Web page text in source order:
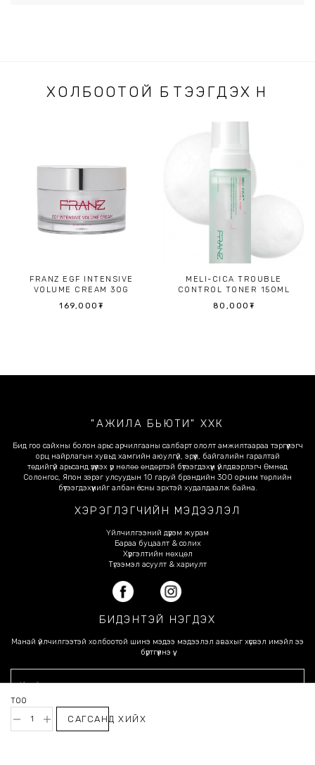
ТОО
САГСАНД ХИЙХ
ХОЛБООТОЙ БҮТЭЭГДЭХҮҮН
FRANZ EGF INTENSIVE
VOLUME CREAM 30G
169,000 ₮
MELI-CICA TROUBLE
CONTROL TONER 150ML
80,000 ₮
"АЖИЛА БЬЮТИ" ХХК
Бид гоо сайхны болон арьс арчилгааны салбарт ололт амжилтаараа тэргүүлэгч
орц найрлагын хувьд хамгийн аюулгүй, эрүүл, байгалийн гаралтай
төдийгүй арьсанд үзүүлэх үр нөлөө өндөртэй бүтээгдэхүүн үйлдвэрлэгч Өмнөд
Солонгос, Япон зэрэг улсуудын 10 гаруй брэндийн 300 орчим төрлийн
бүтээгдэхүүнийг албан ёсны эрхтэй худалдаалж байна.
ХЭРЭГЛЭГЧИЙН МЭДЭЭЛЭЛ
Үйлчилгээний дүрэм журам
Бараа буцаалт & солих
Хүргэлтийн нөхцөл
Түгээмэл асуулт & хариулт
БИДЭНТЭЙ НЭГДЭХ
Манай үйлчилгээтэй холбоотой шинэ мэдээ мэдээлэл авахыг хүсвэл имэйл ээ
бүртгүүлнэ үү.